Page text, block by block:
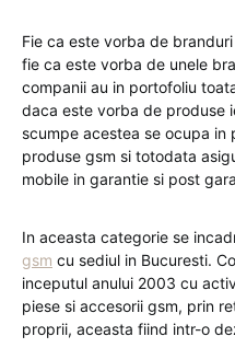
Fie ca este vorba de
fie ca este vorba de unele
companii au in portofoliu
daca este vorba de produse
scumpe acestea se ocupa
produse gsm si totodata
mobile in garantie si post
In aceasta categorie se
gsm cu sediul in Bucuresti.
inceputul anului 2003 cu
piese si accesorii gsm, prin
proprii, aceasta fiind intr-o